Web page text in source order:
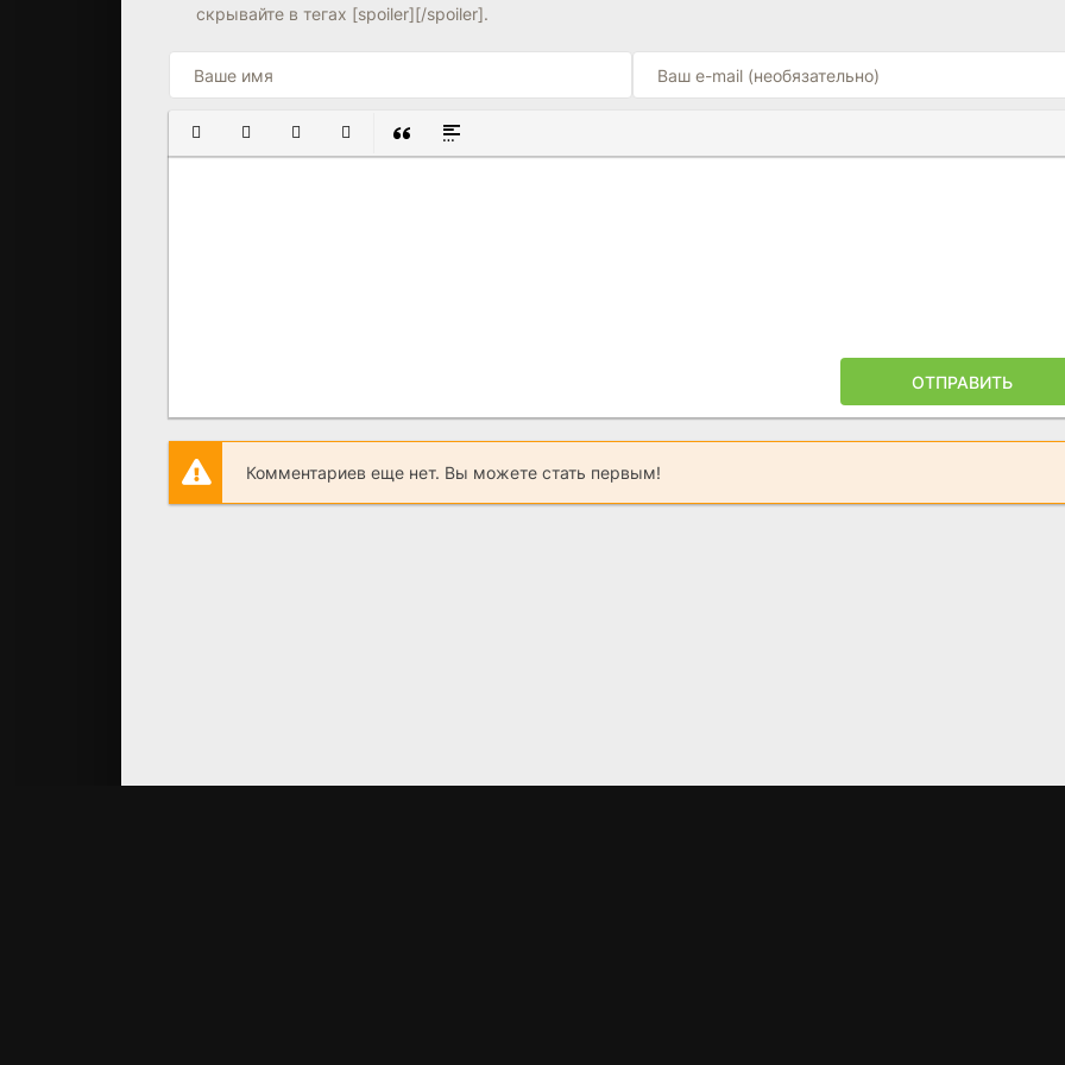
скрывайте в тегах [spoiler][/spoiler].
ПОЛУЖИРНЫЙ
КУРСИВПОДЧЕРКНУТЫЙ
ЗАЧЕРКНУТЫЙ
ВСТАВКА ЦИТАТЫ
ВСТАВКА СПОЙЛЕРА
ОТПРАВИТЬ
Комментариев еще нет. Вы можете стать первым!